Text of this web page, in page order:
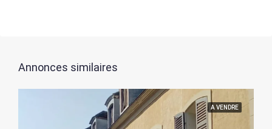
Annonces similaires
A VENDRE